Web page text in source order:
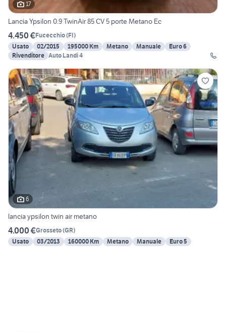
17
Lancia Ypsilon 0.9 TwinAir 85 CV 5 porte Metano Ec
4.450 €Fucecchio(FI)
Usato
02/2015 195000 Km Metano Manuale
Euro 6
Rivenditore Auto Landi 4
6
lancia ypsilon twin air metano
4.000 €Grosseto(GR)
Usato
03/2013 160000 Km Metano Manuale Euro 5